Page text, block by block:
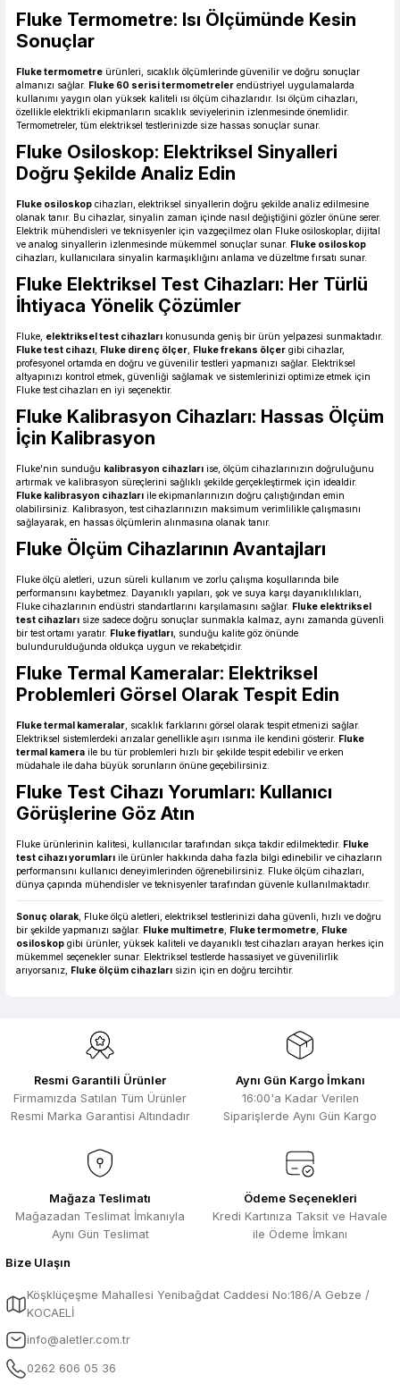
Fluke Termometre: Isı Ölçümünde Kesin
Sonuçlar
Fluke termometre ürünleri, sıcaklık ölçümlerinde güvenilir ve doğru sonuçlar
almanızı sağlar. Fluke 60 serisi termometreler endüstriyel uygulamalarda
kullanımı yaygın olan yüksek kaliteli ısı ölçüm cihazlarıdır. Isı ölçüm cihazları,
özellikle elektrikli ekipmanların sıcaklık seviyelerinin izlenmesinde önemlidir.
Termometreler, tüm elektriksel testlerinizde size hassas sonuçlar sunar.
Fluke Osiloskop: Elektriksel Sinyalleri
Doğru Şekilde Analiz Edin
Fluke osiloskop cihazları, elektriksel sinyallerin doğru şekilde analiz edilmesine
olanak tanır. Bu cihazlar, sinyalin zaman içinde nasıl değiştiğini gözler önüne serer.
Elektrik mühendisleri ve teknisyenler için vazgeçilmez olan Fluke osiloskoplar, dijital
ve analog sinyallerin izlenmesinde mükemmel sonuçlar sunar. Fluke osiloskop
cihazları, kullanıcılara sinyalin karmaşıklığını anlama ve düzeltme fırsatı sunar.
Fluke Elektriksel Test Cihazları: Her Türlü
İhtiyaca Yönelik Çözümler
Fluke, elektriksel test cihazları konusunda geniş bir ürün yelpazesi sunmaktadır.
Fluke test cihazı Fluke direnç ölçer Fluke frekans ölçer gibi cihazlar,
profesyonel ortamda en doğru ve güvenilir testleri yapmanızı sağlar. Elektriksel
altyapınızı kontrol etmek, güvenliği sağlamak ve sistemlerinizi optimize etmek için
Fluke test cihazları en iyi seçenektir.
Fluke Kalibrasyon Cihazları: Hassas Ölçüm
İçin Kalibrasyon
Fluke'nin sunduğu kalibrasyon cihazları ise, ölçüm cihazlarınızın doğruluğunu
artırmak ve kalibrasyon süreçlerini sağlıklı şekilde gerçekleştirmek için idealdir.
Fluke kalibrasyon cihazları ile ekipmanlarınızın doğru çalıştığından emin
olabilirsiniz. Kalibrasyon, test cihazlarınızın maksimum verimlilikle çalışmasını
sağlayarak, en hassas ölçümlerin alınmasına olanak tanır.
Fluke Ölçüm Cihazlarının Avantajları
Fluke ölçü aletleri, uzun süreli kullanım ve zorlu çalışma koşullarında bile
performansını kaybetmez. Dayanıklı yapıları, şok ve suya karşı dayanıklılıkları,
Fluke cihazlarının endüstri standartlarını karşılamasını sağlar. Fluke elektriksel
test cihazları size sadece doğru sonuçlar sunmakla kalmaz, aynı zamanda güvenli
bir test ortamı yaratır. Fluke fiyatları , sunduğu kalite göz önünde
bulundurulduğunda oldukça uygun ve rekabetçidir.
Fluke Termal Kameralar: Elektriksel
Problemleri Görsel Olarak Tespit Edin
Fluke termal kameralar , sıcaklık farklarını görsel olarak tespit etmenizi sağlar.
Elektriksel sistemlerdeki arızalar genellikle aşırı ısınma ile kendini gösterir. Fluke
termal kamera ile bu tür problemleri hızlı bir şekilde tespit edebilir ve erken
müdahale ile daha büyük sorunların önüne geçebilirsiniz.
Fluke Test Cihazı Yorumları: Kullanıcı
Görüşlerine Göz Atın
Fluke ürünlerinin kalitesi, kullanıcılar tarafından sıkça takdir edilmektedir. Fluke
test cihazı yorumları ile ürünler hakkında daha fazla bilgi edinebilir ve cihazların
performansını kullanıcı deneyimlerinden öğrenebilirsiniz. Fluke ölçüm cihazları,
dünya çapında mühendisler ve teknisyenler tarafından güvenle kullanılmaktadır.
Sonuç olarak , Fluke ölçü aletleri, elektriksel testlerinizi daha güvenli, hızlı ve doğru
bir şekilde yapmanızı sağlar. Fluke multimetre Fluke termometre Fluke
osiloskop gibi ürünler, yüksek kaliteli ve dayanıklı test cihazları arayan herkes için
mükemmel seçenekler sunar. Elektriksel testlerde hassasiyet ve güvenilirlik
arıyorsanız, Fluke ölçüm cihazları sizin için en doğru tercihtir.
Resmi Garantili Ürünler
Firmamızda Satılan Tüm Ürünler
Resmi Marka Garantisi Altındadır
Aynı Gün Kargo İmkanı
16:00'a Kadar Verilen
Siparişlerde Aynı Gün Kargo
Mağaza Teslimatı
Mağazadan Teslimat İmkanıyla
Aynı Gün Teslimat
Ödeme Seçenekleri
Kredi Kartınıza Taksit ve Havale
ile Ödeme İmkanı
Bize Ulaşın
Köşklüçeşme Mahallesi Yenibağdat Caddesi No:186/A Gebze /
KOCAELİ
info@aletler.com.tr
0262 606 05 36